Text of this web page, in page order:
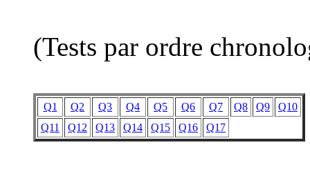
(Tests par ordre
Q1 Q2 Q3 Q4 Q5 Q6 Q7 Q8 Q9
Q10
Q11
Q12 Q13 Q14 Q15 Q16 Q17